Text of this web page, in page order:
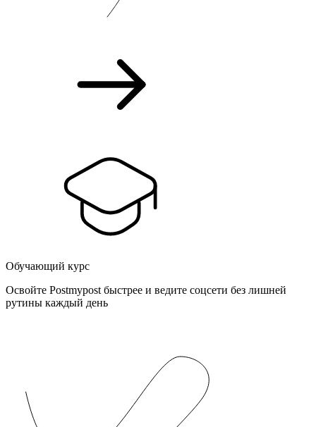
Обучающий курс
Освойте Postmypost быстрее и ведите соцсети без лишней
рутины каждый день